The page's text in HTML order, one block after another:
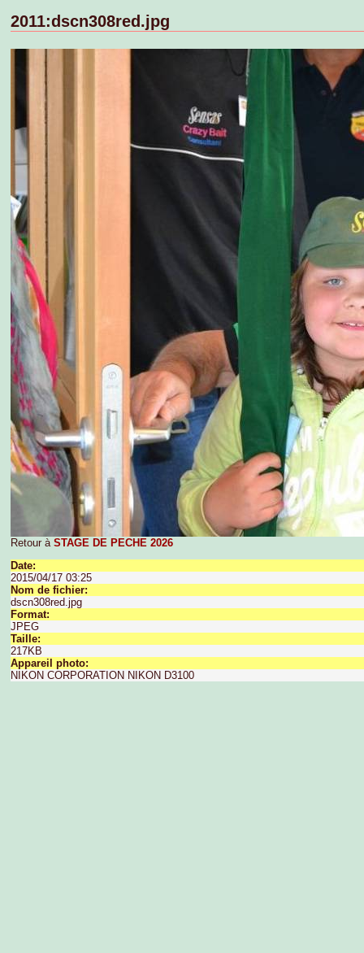
2011:dscn308red.jpg
Retour à STAGE DE PECHE 2026
Date:
2015/04/17 03:25
Nom de fichier:
dscn308red.jpg
Format:
JPEG
Taille:
217KB
Appareil photo:
NIKON CORPORATION NIKON D3100